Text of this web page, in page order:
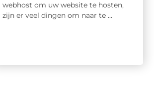
webhost om uw website te hosten,
zijn er veel dingen om naar te ...